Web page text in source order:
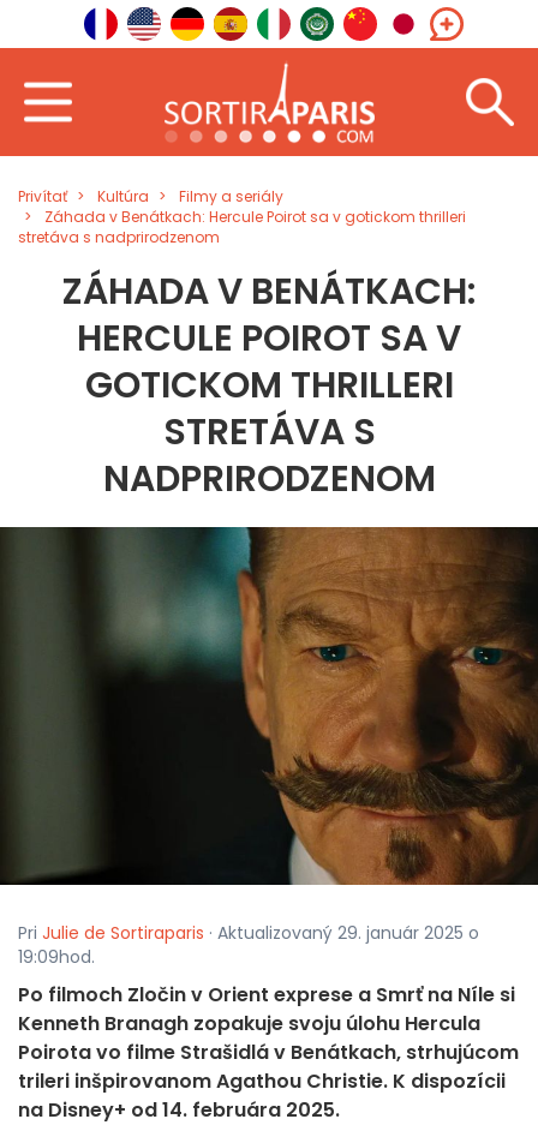
Privítať Kultúra
Filmy a seriály
Záhada v Benátkach: Hercule Poirot sa v gotickom thrilleri
stretáva s nadprirodzenom
ZÁHADA V BENÁTKACH:
HERCULE POIROT SA V
GOTICKOM THRILLERI
STRETÁVA S
NADPRIRODZENOM
Pri Julie de Sortiraparis · Aktualizovaný 29. január 2025 o
19:09hod.
Po filmoch Zločin v Orient exprese a Smrť na Níle si
Kenneth Branagh zopakuje svoju úlohu Hercula
Poirota vo filme Strašidlá v Benátkach, strhujúcom
trileri inšpirovanom Agathou Christie. K dispozícii
na Disney+ od 14. februára 2025.